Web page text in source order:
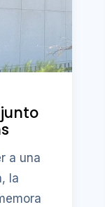
junto
a una
la